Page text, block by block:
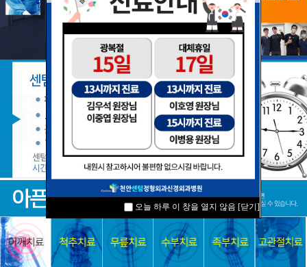
오늘 하루 이 창을 열지 않음 [닫기]